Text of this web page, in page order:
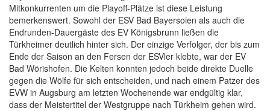
Mitkonkurrenten um die Playoff-Plätze ist diese Leistung
bemerkenswert. Sowohl der ESV Bad Bayersoien als auch die
Endrunden-Dauergäste des EV Königsbrunn ließen die
Türkheimer deutlich hinter sich. Der einzige Verfolger, der bis zum
Ende der Saison an den Fersen der ESVler klebte, war der EV
Bad Wörishofen. Die Kelten konnten jedoch beide direkte Duelle
gegen die Wölfe für sich entscheiden, und nach einem Patzer des
EVW in Augsburg am letzten Wochenende war endgültig klar,
dass der Meistertitel der Westgruppe nach Türkheim gehen wird.